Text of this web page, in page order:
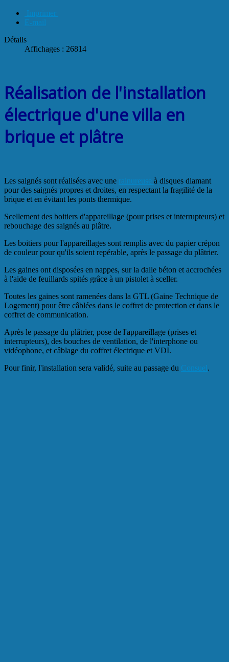
Imprimer
E-mail
Détails
Affichages : 26814
Réalisation de l'installation
électrique d'une villa en
brique et plâtre
Les saignés sont réalisées avec une rainureuse à disques diamant
pour des saignés propres et droites, en respectant la fragilité de la
brique et en évitant les ponts thermique.
Scellement des boitiers d'appareillage (pour prises et interrupteurs) et
rebouchage des saignés au plâtre.
Les boitiers pour l'appareillages sont remplis avec du papier crépon
de couleur pour qu'ils soient repérable, après le passage du plâtrier.
Les gaines ont disposées en nappes, sur la dalle béton et accrochées
à l'aide de feuillards spités grâce à un pistolet à sceller.
Toutes les gaines sont ramenées dans la GTL (Gaine Technique de
Logement) pour être câblées dans le coffret de protection et dans le
coffret de communication.
Après le passage du plâtrier, pose de l'appareillage (prises et
interrupteurs), des bouches de ventilation, de l'interphone ou
vidéophone, et câblage du coffret électrique et VDI.
Pour finir, l'installation sera validé, suite au passage du Consuel.